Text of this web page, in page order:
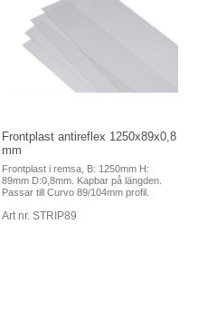
Frontplast antireflex 1250x89x0,8
mm
Frontplast i remsa, B: 1250mm H:
89mm D:0,8mm. Kapbar på längden.
Passar till Curvo 89/104mm profil.
Art nr. STRIP89